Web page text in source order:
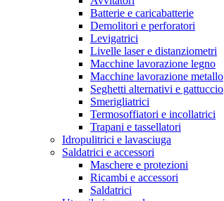
Batterie e caricabatterie
Demolitori e perforatori
Levigatrici
Livelle laser e distanziometri
Macchine lavorazione legno
Macchine lavorazione metallo
Seghetti alternativi e gattuccio
Smerigliatrici
Termosoffiatori e incollatrici
Trapani e tassellatori
Idropulitrici e lavasciuga
Saldatrici e accessori
Maschere e protezioni
Ricambi e accessori
Saldatrici